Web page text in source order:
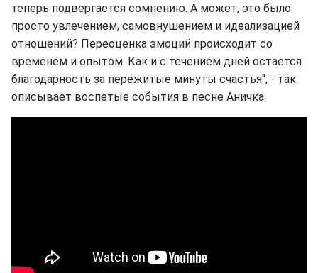
теперь подвергается сомнению. А может, это было
просто увлечением, самовнушением и идеализацией
отношений? Переоценка эмоций происходит со
временем и опытом. Как и с течением дней остается
благодарность за пережитые минуты счастья", - так
описывает воспетые события в песне Аничка.